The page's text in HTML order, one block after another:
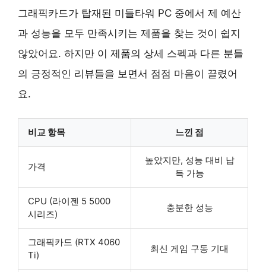
그래픽카드가 탑재된 미들타워 PC 중에서 제 예산
과 성능을 모두 만족시키는 제품을 찾는 것이 쉽지
않았어요. 하지만 이 제품의 상세 스펙과 다른 분들
의 긍정적인 리뷰들을 보면서 점점 마음이 끌렸어
요.
비교 항목 느낀 점
가격
높았지만, 성능 대비 납
득 가능
CPU (라이젠 5 5000
시리즈)
충분한 성능
그래픽카드 (RTX 4060
Ti)
최신 게임 구동 기대